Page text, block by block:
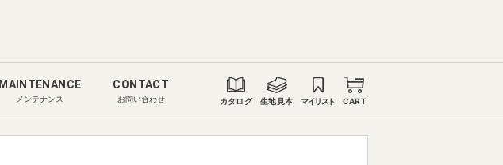
MAINTENANCE
メンテナンス
CONTACT
お問い合わせ カタログ 生地見本 マイリスト CART